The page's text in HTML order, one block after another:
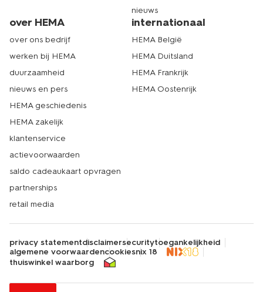
nieuws
over HEMA
over ons bedrijf
werken bij HEMA
duurzaamheid
nieuws en pers
HEMA geschiedenis
HEMA zakelijk
klantenservice
actievoorwaarden
saldo cadeaukaart opvragen
partnerships
retail media
internationaal
HEMA België
HEMA Duitsland
HEMA Frankrijk
HEMA Oostenrijk
privacy statementdisclaimersecuritytoegankelijkheid
algemene voorwaardencookiesnix 18
thuiswinkel waarborg